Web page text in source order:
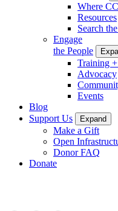
Where
Resources
Search
Engage
the People
Training
Advocacy
Events
Blog
Support Us
Expand
Make a Gift
Open
Donor FAQ
Donate